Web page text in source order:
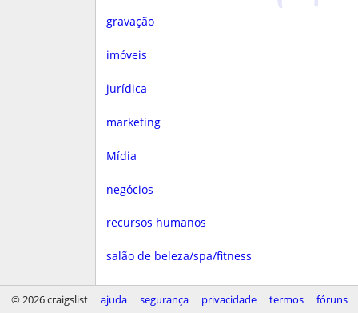
gravação
imóveis
jurídica
marketing
Mídia
negócios
recursos humanos
salão de beleza/spa/fitness
saúde
© 2026 craigslist ajuda segurança privacidade termos fóruns